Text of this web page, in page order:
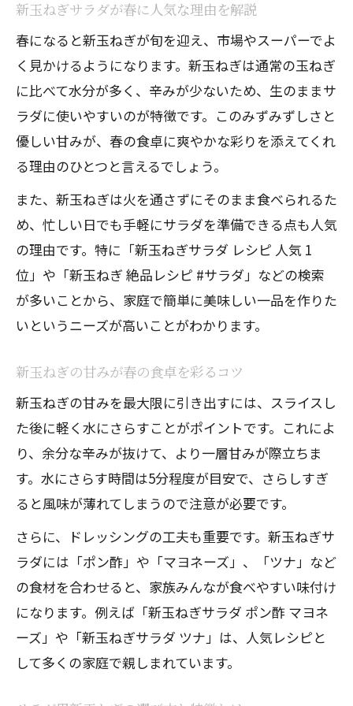
人気の新玉ねぎサラダレシピアレンジ方
法
新玉ねぎの甘みを活かす時短アレンジ術
新玉ねぎサラダおすすめ簡単アレンジ集
家族が喜ぶ新玉ねぎの絶品アレンジ例
ツナやカニカマで楽しむ新玉ねぎの絶品サラ
ツナと新玉ねぎで作る人気サラダレシピ
カニカマ新玉ねぎサラダの美味しい作り
方
新玉ねぎ×ツナの絶品サラダアレンジ集
カニカマ活用・新玉ねぎサラダのコツ紹
新玉ねぎサラダとツナの相性を引き出す
方法
新玉ねぎ生食のポイントと水さらしのコツ
新玉ねぎを生で食べる時の注意点とコツ
新玉ねぎは水にさらすべきか徹底解説
ク
新玉ねぎサラダの食感を活かす切り方の
工夫
生食派必見・新玉ねぎの下処理と保存方
新玉ねぎサラダが春に人気な理由を解説
春になると新玉ねぎが旬を迎え、市場やスーパーでよ
く見かけるようになります。新玉ねぎは通常の玉ねぎ
に比べて水分が多く、辛みが少ないため、生のままサ
ラダに使いやすいのが特徴です。このみずみずしさと
優しい甘みが、春の食卓に爽やかな彩りを添えてくれ
る理由のひとつと言えるでしょう。
また、新玉ねぎは火を通さずにそのまま食べられるた
め、忙しい日でも手軽にサラダを準備できる点も人気
の理由です。特に「新玉ねぎサラダ レシピ 人気 1
位」や「新玉ねぎ 絶品レシピ #サラダ」などの検索
が多いことから、家庭で簡単に美味しい一品を作りた
いというニーズが高いことがわかります。
新玉ねぎの甘みが春の食卓を彩るコツ
新玉ねぎの甘みを最大限に引き出すには、スライスし
た後に軽く水にさらすことがポイントです。これによ
り、余分な辛みが抜けて、より一層甘みが際立ちま
す。水にさらす時間は5分程度が目安で、さらしすぎ
ると風味が薄れてしまうので注意が必要です。
さらに、ドレッシングの工夫も重要です。新玉ねぎサ
ラダには「ポン酢」や「マヨネーズ」、「ツナ」など
の食材を合わせると、家族みんなが食べやすい味付け
になります。例えば「新玉ねぎサラダ ポン酢 マヨネ
ーズ」や「新玉ねぎサラダ ツナ」は、人気レシピと
して多くの家庭で親しまれています。